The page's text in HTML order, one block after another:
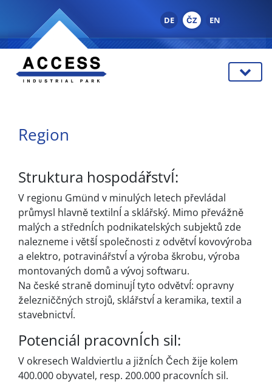
DE ČZ EN
Region
Struktura hospodářstvÍ:
V regionu Gmünd v minulých letech převládal
průmysl hlavně textilnÍ a sklářský. Mimo převážně
malých a střednÍch podnikatelských subjektů zde
nalezneme i většÍ společnosti z odvětvÍ kovovýroba
a elektro, potravinářstvÍ a výroba škrobu, výroba
montovaných domů a vývoj softwaru.
Na české straně dominujÍ tyto odvětvÍ: opravny
železniččných strojů, sklářstvÍ a keramika, textil a
stavebnictvÍ.
Potenciál pracovnÍch sil:
V okresech Waldviertlu a jižnÍch Čech žije kolem
400.000 obyvatel, resp. 200.000 pracovnÍch sil.